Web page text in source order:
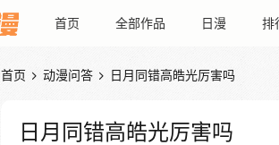
首页 全部作品 日漫 排
首页  动漫问答  日月同错高皓光厉害吗
日月同错高皓光厉害吗